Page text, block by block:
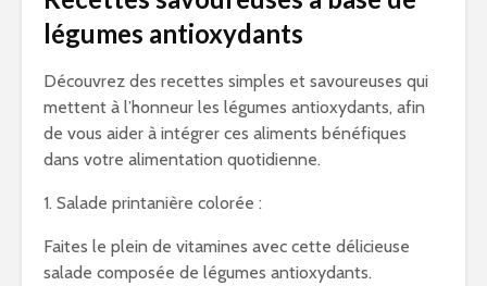
légumes antioxydants
Découvrez des recettes simples et savoureuses qui
mettent à l’honneur les légumes antioxydants, afin
de vous aider à intégrer ces aliments bénéfiques
dans votre alimentation quotidienne.
1. Salade printanière colorée :
Faites le plein de vitamines avec cette délicieuse
salade composée de légumes antioxydants.